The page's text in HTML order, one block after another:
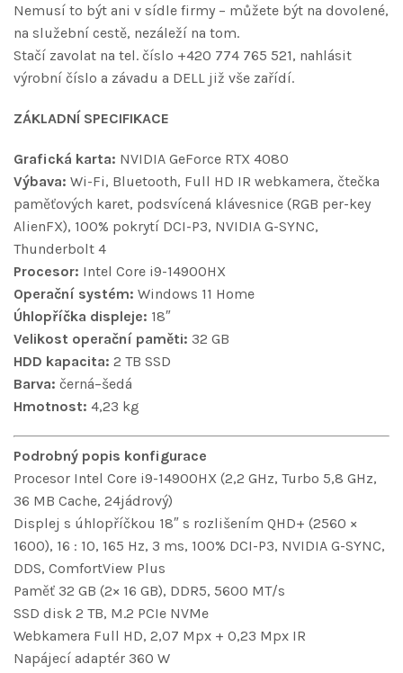
Nemusí to být ani v sídle firmy – můžete být na dovolené,
na služební cestě, nezáleží na tom.
Stačí zavolat na tel. číslo +420 774 765 521, nahlásit
výrobní číslo a závadu a DELL již vše zařídí.
ZÁKLADNÍ SPECIFIKACE
Grafická karta: NVIDIA GeForce RTX 4080
Výbava: Wi-Fi, Bluetooth, Full HD IR webkamera, čtečka
paměťových karet, podsvícená klávesnice (RGB per-key
AlienFX), 100% pokrytí DCI-P3, NVIDIA G-SYNC,
Thunderbolt 4
Procesor: Intel Core i9-14900HX
Operační systém: Windows 11 Home
Úhlopříčka displeje: 18″
Velikost operační paměti: 32 GB
HDD kapacita: 2 TB SSD
Barva: černá–šedá
Hmotnost: 4,23 kg
Podrobný popis konfigurace
Procesor Intel Core i9-14900HX (2,2 GHz, Turbo 5,8 GHz,
36 MB Cache, 24jádrový)
Displej s úhlopříčkou 18″ s rozlišením QHD+ (2560 ×
1600), 16 : 10, 165 Hz, 3 ms, 100% DCI-P3, NVIDIA G-SYNC,
DDS, ComfortView Plus
Paměť 32 GB (2× 16 GB), DDR5, 5600 MT/s
SSD disk 2 TB, M.2 PCIe NVMe
Webkamera Full HD, 2,07 Mpx + 0,23 Mpx IR
Napájecí adaptér 360 W